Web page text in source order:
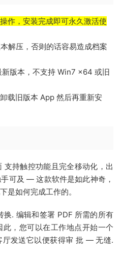
作，安装完成即可永久激活使
解压，否则的话容易造成档案
版本，不支持 Win7 x64 或旧
载旧版本 App 然后再重新安
持触控功能且完全移动化，出
可及 — 这款软件是如此神奇，
是如何完成工作的。
. 编辑和签署 PDF 所需的所有
，您可以在工作地点开始一个
厅发送它以便获得审 批 — 无缝.